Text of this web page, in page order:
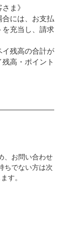
ま》
合には、お支払
を充当し、請求
残高の合計が
高・ポイント
、お問い合わせ
ちでない方は次
す。